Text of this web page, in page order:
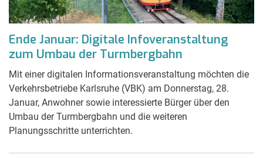
Ende Januar: Digitale Infoveranstaltung
zum Umbau der Turmbergbahn
Mit einer digitalen Informationsveranstaltung möchten die
Verkehrsbetriebe Karlsruhe (VBK) am Donnerstag, 28.
Januar, Anwohner sowie interessierte Bürger über den
Umbau der Turmbergbahn und die weiteren
Planungsschritte unterrichten.